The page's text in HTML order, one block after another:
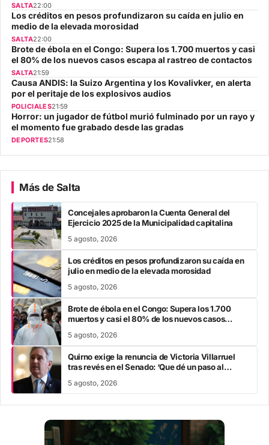
SALTA22:00
Los créditos en pesos profundizaron su caída en julio en
medio de la elevada morosidad
SALTA22:00
Brote de ébola en el Congo: Supera los 1.700 muertos y casi
el 80% de los nuevos casos escapa al rastreo de contactos
SALTA21:59
Causa ANDIS: la Suizo Argentina y los Kovalivker, en alerta
por el peritaje de los explosivos audios
POLICIALES21:59
Horror: un jugador de fútbol murió fulminado por un rayo y
el momento fue grabado desde las gradas
DEPORTES21:58
Más de Salta
Concejales aprobaron la Cuenta General del
Ejercicio 2025 de la Municipalidad capitalina
5 agosto, 2026
Los créditos en pesos profundizaron su caída en
julio en medio de la elevada morosidad
5 agosto, 2026
Brote de ébola en el Congo: Supera los 1.700
muertos y casi el 80% de los nuevos casos
5 agosto, 2026
Quirno exige la renuncia de Victoria Villarruel
tras revés en el Senado: ‘Que dé un paso al
5 agosto, 2026